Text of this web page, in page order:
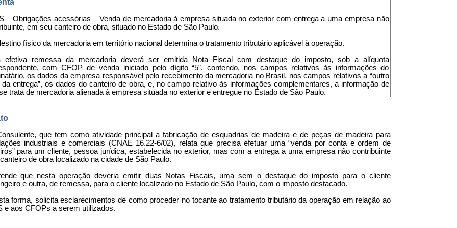
– Obrigações acessórias – Venda de mercadoria à empresa situada no exterior com entrega a uma empresa não
em seu canteiro de obra, situado no Estado de São Paulo.
físico da mercadoria em território nacional determina o tratamento tributário aplicável à operação.
efetiva remessa da mercadoria deverá ser emitida Nota Fiscal com destaque do imposto, sob a alíquota
com CFOP de venda iniciado pelo dígito “5”, contendo, nos campos relativos às informações do
os dados da empresa responsável pelo recebimento da mercadoria no Brasil, nos campos relativos a “outro
da entrega”, os dados do canteiro de obra, e, no campo relativo às informações complementares, a informação de
trata de mercadoria alienada à empresa situada no exterior e entregue no Estado de São Paulo.
que tem como atividade principal a fabricação de esquadrias de madeira e de peças de madeira para
industriais e comerciais (CNAE 16.22-6/02), relata que precisa efetuar uma “venda por conta e ordem de
para um cliente, pessoa jurídica, estabelecida no exterior, mas com a entrega a uma empresa não contribuinte
de obra localizado na cidade de São Paulo.
que nesta operação deveria emitir duas Notas Fiscais, uma sem o destaque do imposto para o cliente
e outra, de remessa, para o cliente localizado no Estado de São Paulo, com o imposto destacado.
forma, solicita esclarecimentos de como proceder no tocante ao tratamento tributário da operação em relação ao
e aos CFOPs a serem utilizados.